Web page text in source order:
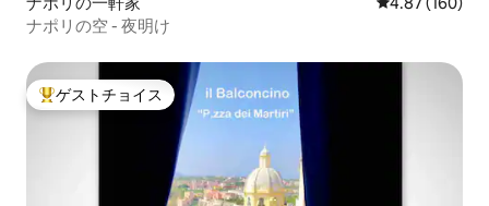
ナポリの空 - 夜明け
大好評のゲストチョイスです。
ゲストチョイス